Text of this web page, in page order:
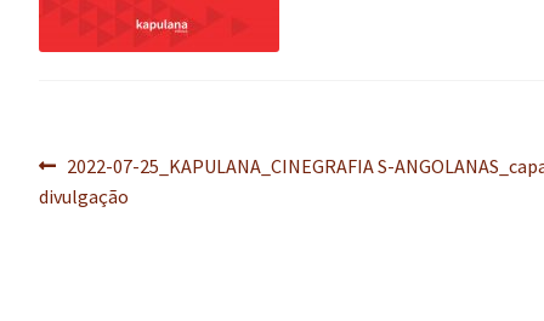
Navegação
de
Post
anterior:
2022-07-25_KAPULANA_CINEGRAFIA S-
divulgação